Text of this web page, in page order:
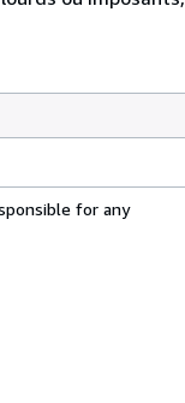
for any